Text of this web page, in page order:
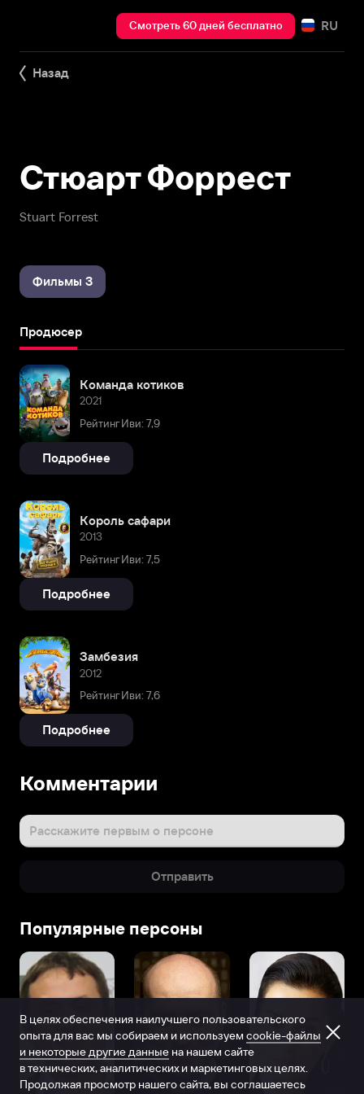
Смотреть 60 дней бесплатно RU
Назад
Stuart Forrest
Стюарт Форрест
Фильмы 3
Продюсер
Команда котиков
2021
Рейтинг Иви: 7,9
Подробнее
Король сафари
2013
Рейтинг Иви: 7,5
Подробнее
Замбезия
2012
Рейтинг Иви: 7,6
Подробнее
Комментарии
Расскажите первым о персоне
Отправить
Популярные персоны
В целях обеспечения наилучшего пользовательского
опыта для вас мы собираем и используем cookie-файлы
и некоторые другие данные на нашем сайте
в технических, аналитических и маркетинговых целях.
Продолжая просмотр нашего сайта, вы соглашаетесь